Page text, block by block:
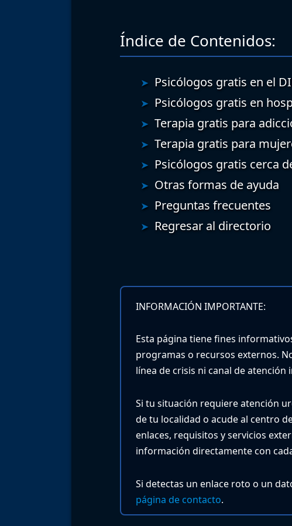
Índice de Contenidos:
Psicólogos gratis en el
Psicólogos gratis en
Terapia gratis para
Terapia gratis para
Psicólogos gratis cerca
Otras formas de ayuda
Preguntas frecuentes
Regresar al directorio
INFORMACIÓN IMPORTANTE:
Esta página tiene fines
programas o recursos externos.
línea de crisis ni canal de atención
Si tu situación requiere atención
de tu localidad o acude al centro
enlaces, requisitos y servicios
información directamente con
Si detectas un enlace roto o un
página de contacto.